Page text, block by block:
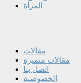
المرأة
مقالات
مقالات متميزه
اتصل بنا
الخصوصية